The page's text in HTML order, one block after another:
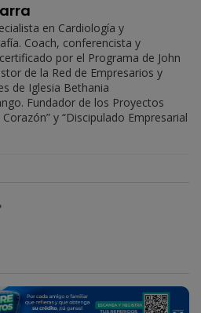
en Cardiología y
Coach, conferencista y
por el Programa de John
de la Red de Empresarios y
de Iglesia Bethania
Fundador de los Proyectos
Corazón” y “Discipulado Empresarial